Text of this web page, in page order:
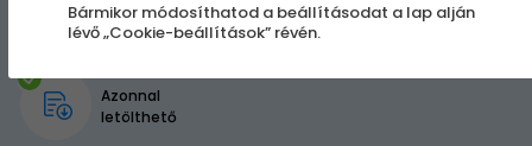
Azonnal
letölthető
Bármikor módosíthatod a beállításodat a lap alján
lévő „Cookie-beállítások” révén.